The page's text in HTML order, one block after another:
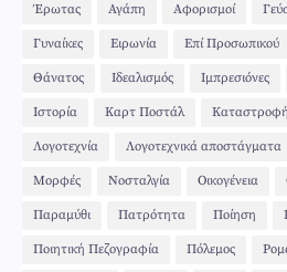
Έρωτας Αγάπη Αφορισμοί
Γυναίκες Ειρωνία Επί Προσωπικού
Θάνατος Ιδεαλισμός Ιμπρεσιόνες
Ιστορία Καρτ Ποστάλ Καταστροφή
Λογοτεχνία Λογοτεχνικά αποστάγματα
Μορφές Νοσταλγία Οικογένεια
Παραμύθι Πατρότητα Ποίηση
Ποιητική Πεζογραφία Πόλεμος